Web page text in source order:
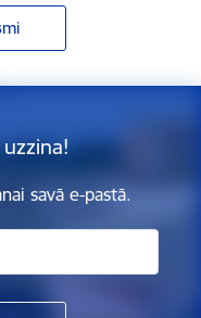
savā e-pastā.